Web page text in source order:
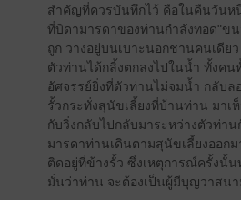
สำคัญที่ควรบันทึกไว้ คือในคืนวันห
ที่บิดามารดาของท่านกำลังทอด"ข
ถูก วางอยู่บนเบาะนอกชานคนเดีย
ตัวท่านได้กลิ้งตกลงไปในน้ำ ทั้งคน
อัศจรรย์ยิ่งที่ตัวท่านไม่จมน้ำ กลับล
รั้วกระทั่งสุนัขเลี้ยงที่บ้านท่าน มาเ
กับวิ่งกลับไปกลับมาระหว่างตัวท่า
มารดาท่านเดินตามสุนัขเลี้ยงออก
ติดอยู่ที่ข้างรั้ว ซึ่งเหตุการณ์ครั้งนั้น
มั่นว่าท่าน จะต้องเป็นผู้มีบุญวาสนา